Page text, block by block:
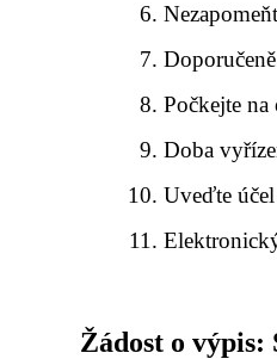
Počkejte
Doba
Uveďte
Žádost o výpis: